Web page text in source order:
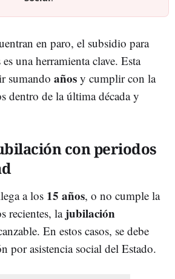
en paro, el subsidio para
una herramienta clave. Esta
sumando años y cumplir con la
dentro de la última década y
con periodos
a los 15 años, o no cumple la
recientes, la jubilación
En estos casos, se debe
por asistencia social del Estado.